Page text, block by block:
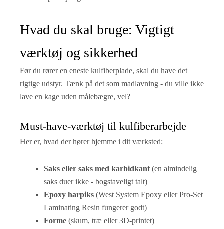
Hvad du skal bruge: Vigtigt
værktøj og sikkerhed
Før du rører en eneste kulfiberplade, skal du have det
rigtige udstyr. Tænk på det som madlavning - du ville ikke
lave en kage uden målebægre, vel?
Must-have-værktøj til kulfiberarbejde
Her er, hvad der hører hjemme i dit værksted:
Saks eller saks med karbidkant (en almindelig
saks duer ikke - bogstaveligt talt)
Epoxy harpiks (West System Epoxy eller Pro-Set
Laminating Resin fungerer godt)
Forme (skum, træ eller 3D-printet)